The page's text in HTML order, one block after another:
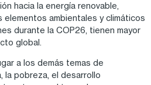
hacia la energía renovable,
ambientales y climáticos
durante la COP26, tienen mayor
global.
a los demás temas de
la pobreza, el desarrollo